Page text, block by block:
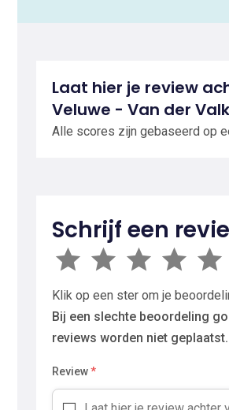
Laat hier je review
Veluwe - Van der
Alle scores zijn gebaseerd op
Schrijf een
Klik op een ster om je
Bij een slechte beoordeling
reviews worden niet geplaatst.
Review*